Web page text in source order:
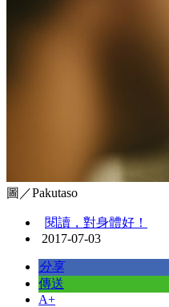
圖／Pakutaso
閱讀，對身體好！
2017-07-03
分享
傳送
A+